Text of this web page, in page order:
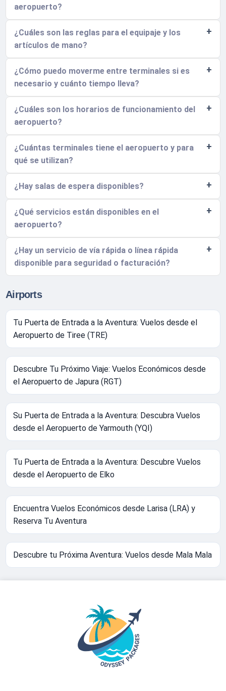
aeropuerto?
¿Cuáles son las reglas para el equipaje y los
artículos de mano?
¿Cómo puedo moverme entre terminales si es
necesario y cuánto tiempo lleva?
¿Cuáles son los horarios de funcionamiento del
aeropuerto?
¿Cuántas terminales tiene el aeropuerto y para
qué se utilizan?
¿Hay salas de espera disponibles?
¿Qué servicios están disponibles en el
aeropuerto?
¿Hay un servicio de vía rápida o línea rápida
disponible para seguridad o facturación?
Airports
Tu Puerta de Entrada a la Aventura: Vuelos desde el
Aeropuerto de Tiree (TRE)
Descubre Tu Próximo Viaje: Vuelos Económicos desde
el Aeropuerto de Japura (RGT)
Su Puerta de Entrada a la Aventura: Descubra Vuelos
desde el Aeropuerto de Yarmouth (YQI)
Tu Puerta de Entrada a la Aventura: Descubre Vuelos
desde el Aeropuerto de Elko
Encuentra Vuelos Económicos desde Larisa (LRA) y
Reserva Tu Aventura
Descubre tu Próxima Aventura: Vuelos desde Mala Mala